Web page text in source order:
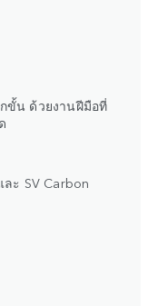
ขั้น ด้วยงานฝีมือที่
ะ SV Carbon